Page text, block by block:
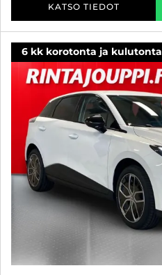
KATSO TIEDOT
6 kk korotonta ja kulutonta